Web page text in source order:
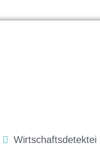
Wirtschaftsdetektei